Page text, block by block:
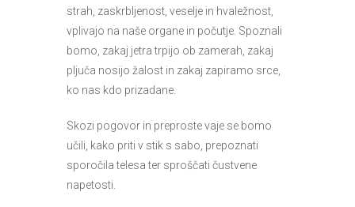
strah, zaskrbljenost, veselje in hvaležnost,
vplivajo na naše organe in počutje. Spoznali
bomo, zakaj jetra trpijo ob zamerah, zakaj
pljuča nosijo žalost in zakaj zapiramo srce,
ko nas kdo prizadane.
Skozi pogovor in preproste vaje se bomo
učili, kako priti v stik s sabo, prepoznati
sporočila telesa ter sproščati čustvene
napetosti.